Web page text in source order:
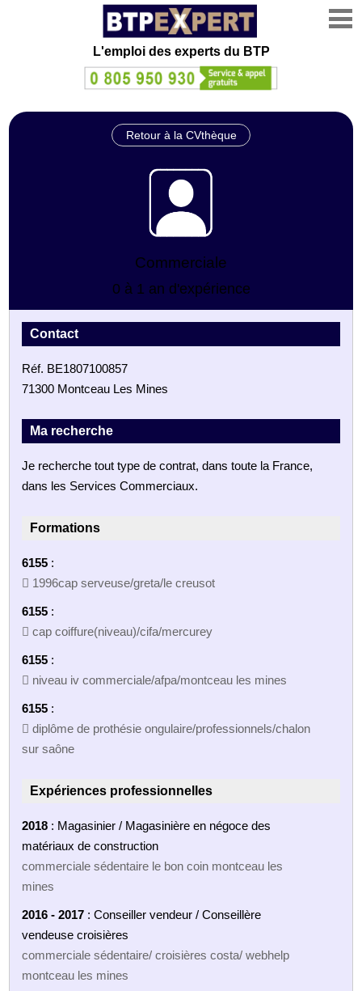
L'emploi des experts du BTP
Retour à la CVthèque
Commerciale
0 à 1 an d'expérience
Contact
Réf. BE1807100857
71300 Montceau Les Mines
Ma recherche
Je recherche tout type de contrat, dans toute la France,
dans les Services Commerciaux.
Formations
6155 :
 1996cap serveuse/greta/le creusot
6155 :
 cap coiffure(niveau)/cifa/mercurey
6155 :
 niveau iv commerciale/afpa/montceau les mines
6155 :
 diplôme de prothésie ongulaire/professionnels/chalon
sur saône
Expériences professionnelles
2018 : Magasinier / Magasinière en négoce des
matériaux de construction
commerciale sédentaire le bon coin montceau les
mines
2016 - 2017 : Conseiller vendeur / Conseillère
vendeuse croisières
commerciale sédentaire/ croisières costa/ webhelp
montceau les mines